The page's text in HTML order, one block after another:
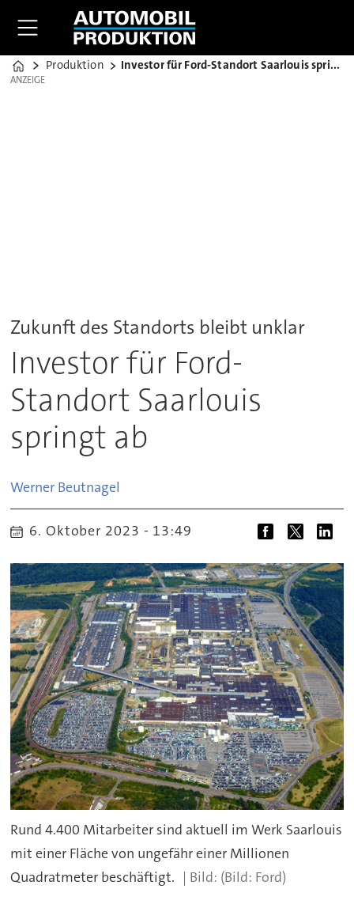
Home
Produktion Investor für Ford-Standort Saarlouis springt ab
ANZEIGE
ANZEIGE
Zukunft des Standorts bleibt unklar
Investor für Ford-
Standort Saarlouis
springt ab
Werner Beutnagel
6. Oktober 2023 - 13:49
Rund 4.400 Mitarbeiter sind aktuell im Werk Saarlouis
mit einer Fläche von ungefähr einer Millionen
Quadratmeter beschäftigt.
(Bild: Ford)